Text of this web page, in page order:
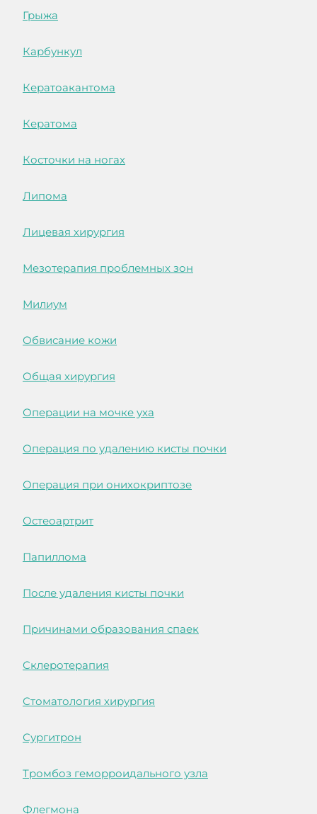
Грыжа
Карбункул
Кератоакантома
Кератома
Косточки на ногах
Липома
Лицевая хирургия
Мезотерапия проблемных зон
Милиум
Обвисание кожи
Общая хирургия
Операции на мочке уха
Операция по удалению кисты почки
Операция при онихокриптозе
Остеоартрит
Папиллома
После удаления кисты почки
Причинами образования спаек
Склеротерапия
Стоматология хирургия
Сургитрон
Тромбоз геморроидального узла
Флегмона